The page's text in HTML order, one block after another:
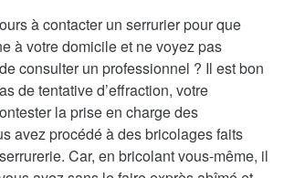
à contacter un serrurier pour que
à votre domicile et ne voyez pas
consulter un professionnel ? Il est bon
de tentative d’effraction, votre
la prise en charge des
avez procédé à des bricolages faits
Car, en bricolant vous-même, il